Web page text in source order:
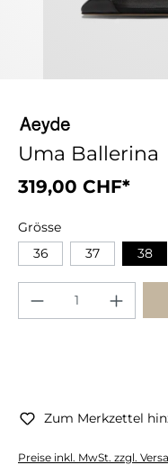
Uma Ballerina
319,00 CHF*
Grösse
36
37 38
Zum Merkzettel
Preise inkl. MwSt. zzgl.